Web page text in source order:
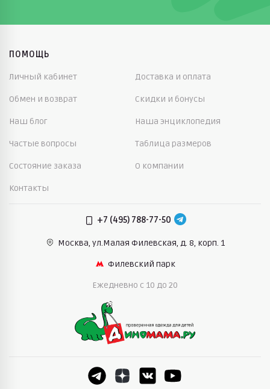
ПОМОЩЬ
Личный кабинет Доставка и оплата
Обмен и возврат Скидки и бонусы
Наш блог Наша энциклопедия
Частые вопросы Таблица размеров
Состояние заказа О компании
Контакты
+7 (495) 788-77-50
Москва, ул.Малая Филевская, д. 8, корп. 1
Филевский парк
Ежедневно c 10 до 20